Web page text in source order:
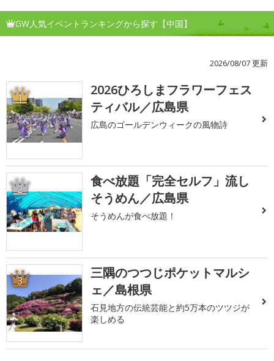
GW人気イベントランキングから探す【中国】
2026/08/07 更新
1
2026ひろしまフラワーフェス
ティバル／広島県
広島のゴールデンウィークの風物詩
2
食べ放題「完全セルフ」流し
そうめん／広島県
そうめんが食べ放題！
3
三隅のつつじポケットマルシ
ェ／島根県
石見地方の伝統芸能と約5万本のツツジが
楽しめる